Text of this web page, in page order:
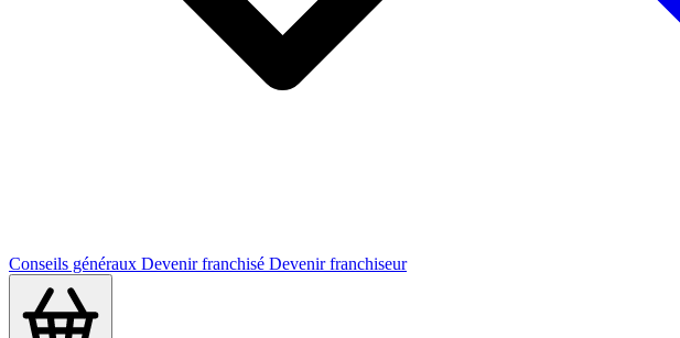
Conseils généraux Devenir franchisé Devenir franchiseur